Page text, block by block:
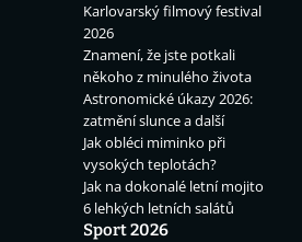
Karlovarský filmový festival
2026
Znamení, že jste potkali
někoho z minulého života
Astronomické úkazy 2026:
zatmění slunce a další
Jak obléci miminko při
vysokých teplotách?
Jak na dokonalé letní mojito
6 lehkých letních salátů
Sport 2026